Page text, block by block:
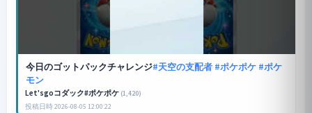
今日のゴットパックチャレンジ#天空の支配者 #ポケポケ #ポケ
モン
Let'sgoコダック#ポケポケ (1,420)
投稿日時 2026-08-05 12:00:22